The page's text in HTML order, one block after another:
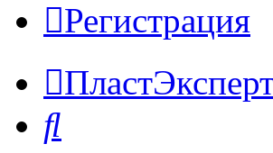
Регистрация